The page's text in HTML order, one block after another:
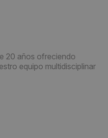
20 años ofreciendo
equipo multidisciplinar